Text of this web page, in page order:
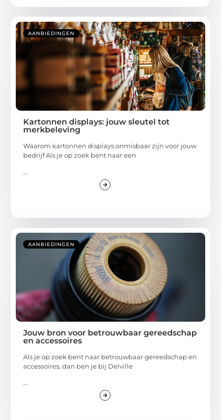
AANBIEDINGEN
Kartonnen displays: jouw sleutel tot
merkbeleving
Waarom kartonnen displays onmisbaar zijn voor jouw
bedrijf Als je op zoek bent naar een
...
AANBIEDINGEN
Jouw bron voor betrouwbaar gereedschap
en accessoires
Als je op zoek bent naar betrouwbaar gereedschap en
accessoires, dan ben je bij Delville
...